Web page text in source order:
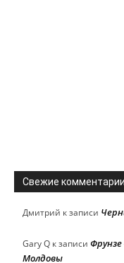
Свежие комментарии
Дмитрий к записи
Gary Q к записи Фрунзе
Молдовы